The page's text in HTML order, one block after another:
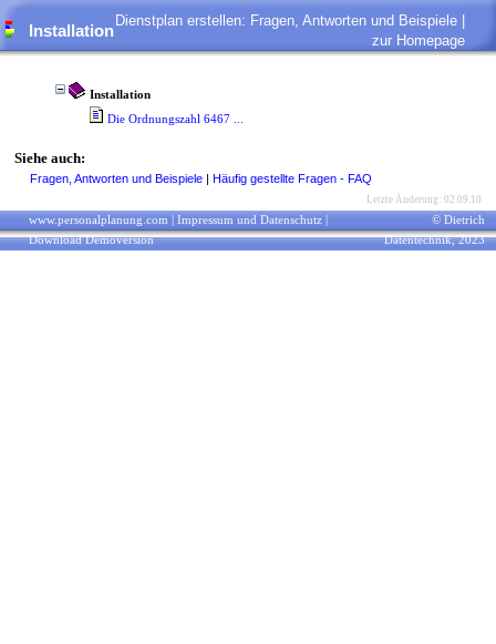
Installation
Dienstplan erstellen: Fragen, Antworten und Beispiele |
zur Homepage
Installation
Die Ordnungszahl 6467 ...
Siehe auch:
Fragen, Antworten und Beispiele| Häufig gestellte Fragen - FAQ
Letzte Änderung: 02.09.10
www.personalplanung.com Impressum und Datenschutz
Download Demoversion
© Dietrich
Datentechnik, 2023